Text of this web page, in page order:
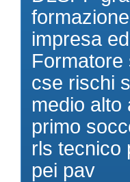
impresa
cse rischi
medio alto
primo
rls tecnico
pei pav